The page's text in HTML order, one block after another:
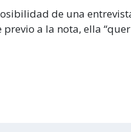
de una
a la nota, ella